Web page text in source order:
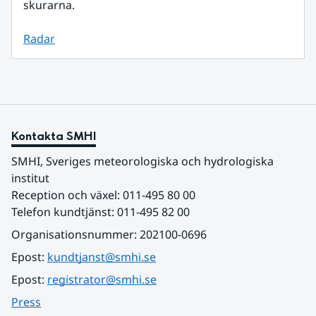
skurarna.
Radar
Kontakta SMHI
SMHI, Sveriges meteorologiska och hydrologiska
institut
Reception och växel: 011-495 80 00
Telefon kundtjänst: 011-495 82 00
Organisationsnummer: 202100-0696
Epost: kundtjanst@smhi.se
Epost: registrator@smhi.se
Press